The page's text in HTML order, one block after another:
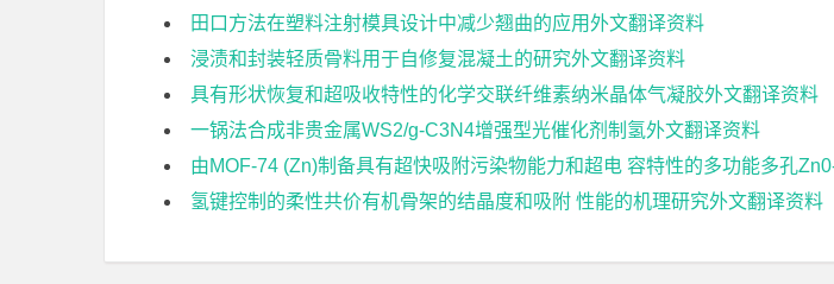
田口方法在塑料注射模具设计中减少翘曲的应用外文翻译资料
浸渍和封装轻质骨料用于自修复混凝土的研究外文翻译资料
具有形状恢复和超吸收特性的化学交联纤维素纳米晶体气凝胶外文翻译资料
一锅法合成非贵金属WS2/g-C3N4增强型光催化剂制氢外文翻译资料
由MOF-74 (Zn)制备具有超快吸附污染物能力和超电 容特性的多功能多孔
氢键控制的柔性共价有机骨架的结晶度和吸附 性能的机理研究外文翻译资料